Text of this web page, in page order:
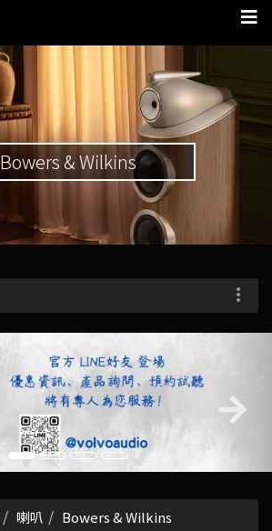
Bowers & Wilkins
喇叭 Bowers & Wilkins